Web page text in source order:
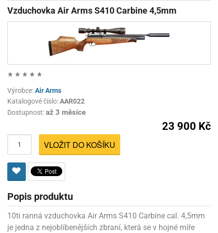
STŘELIVO
PŘÍSLUŠENSTVÍ
DETEKTORY KOVŮ
Vzduchovka Air Arms S410 Carbine 4,5mm
Výrobce:Air Arms
Katalogové číslo:AAR022
Dostupnost:až 3 měsíce
23 900 Kč
VLOŽIT DO KOŠÍKU
Popis produktu
10ti ranná vzduchovka Air Arms S410 Carbine cal. 4,5mm
je jedna z nejoblíbenějších zbraní, která se v hojné míře